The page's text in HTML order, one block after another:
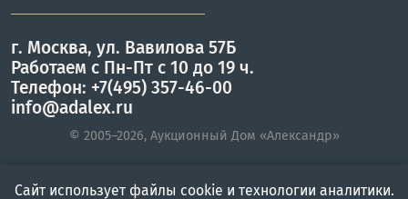
г. Москва, ул. Вавилова 57Б
Работаем с Пн-Пт с 10 до 19 ч.
Телефон: +7(495) 357-46-00
info@adalex.ru
© 2005–2026, Аукционный Дом «Александр»
Сайт использует файлы cookie и технологии аналитики.